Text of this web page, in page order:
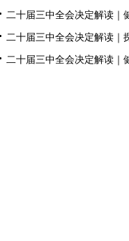
二十届三中全会决定解读｜
二十届三中全会决定解读｜
二十届三中全会决定解读｜